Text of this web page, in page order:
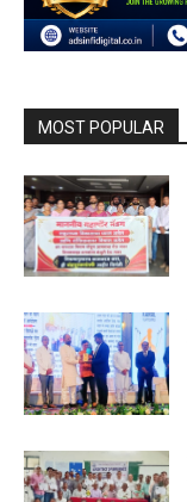
MOST POPULAR